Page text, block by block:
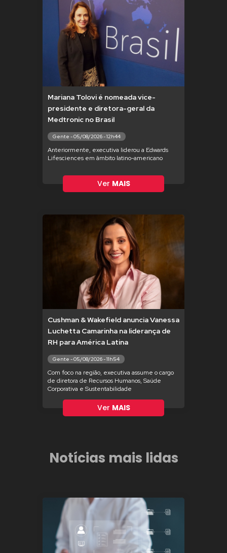
Mariana Tolovi é nomeada vice-
presidente e diretora-geral da
Medtronic no Brasil
Gente - 05/08/2026 - 12h44
Anteriormente, executiva liderou a Edwards
Lifesciences em âmbito latino-americano
Ver MAIS
Cushman & Wakefield anuncia Vanessa
Luchetta Camarinha na liderança de
RH para América Latina
Gente - 05/08/2026 - 11h54
Com foco na região, executiva assume o cargo
de diretora de Recursos Humanos, Saúde
Corporativa e Sustentabilidade
Ver MAIS
Notícias mais lidas